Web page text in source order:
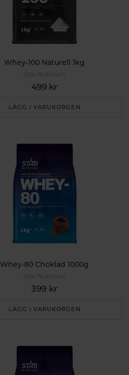
Whey-100 Naturell 1kg
Star Nutrition
499 kr
LÄGG I VARUKORGEN
Whey-80 Choklad 1000g
Star Nutrition
399 kr
LÄGG I VARUKORGEN